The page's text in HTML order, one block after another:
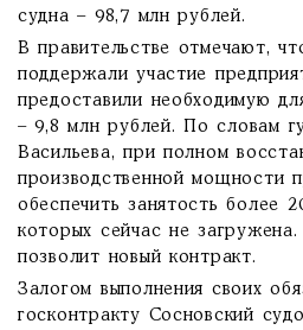
судна – 98,7 млн рублей.
В правительстве отмечают,
поддержали участие
предоставили необходимую
– 9,8 млн рублей. По словам
Васильева, при полном
производственной мощности
обеспечить занятость более
которых сейчас не загружена.
позволит новый контракт.
Залогом выполнения своих
госконтракту Сосновский